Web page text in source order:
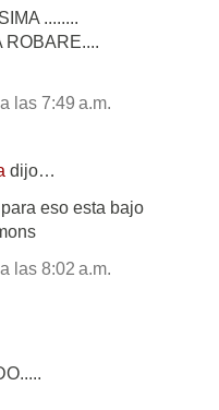
........
ROBARE....
las 7:49 a.m.
dijo…
eso esta bajo
las 8:02 a.m.